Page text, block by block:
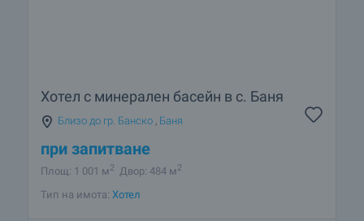
Хотел с минерален басейн в с. Баня
Близо до гр. Банско , Баня
при запитване
Площ: 1 001 м2 Двор: 484 м2
Тип на имота: Хотел